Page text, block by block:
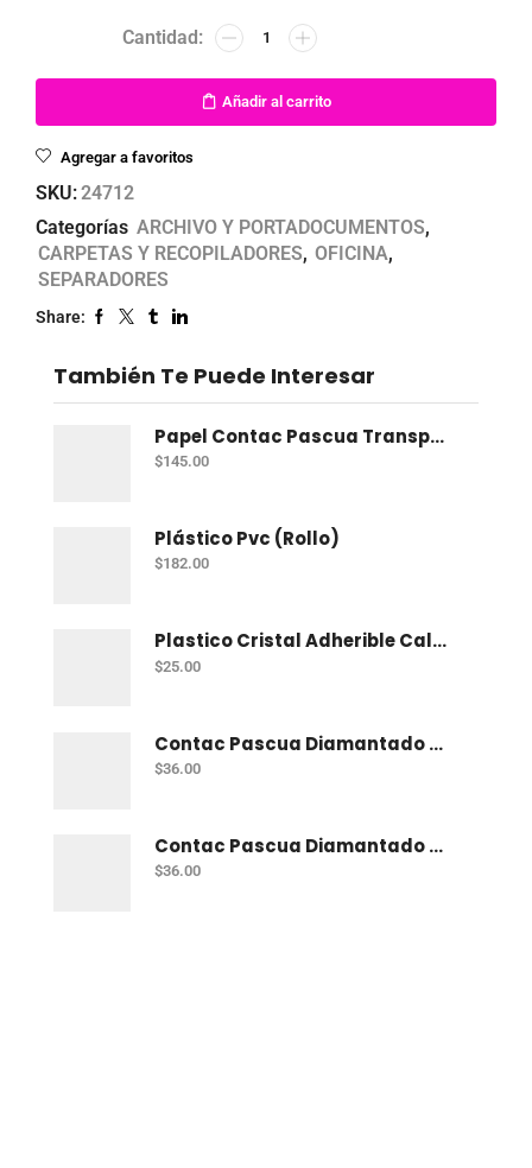
Añadir al carrito
Agregar a favoritos
SKU:24712
Categorías ARCHIVO Y PORTADOCUMENTOS,
CARPETAS Y RECOPILADORES, OFICINA,
SEPARADORES
Share:
También Te Puede Interesar
Papel Contac Pascua Transparente 45 Cm X 20 Mt
$145.00
Plástico Pvc (Rollo)
$182.00
Plastico Cristal Adherible Cal. 4 Mt
$25.00
Contac Pascua Diamantado 2 Mt Fiusha
$36.00
Contac Pascua Diamantado 2 Mt Dorado
$36.00